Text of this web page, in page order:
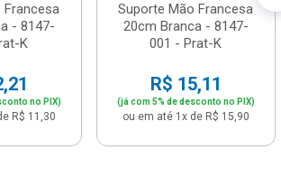
Francesa
- 8147-
K
no PIX)
R$ 11,30
Suporte Mão Francesa
20cm Branca - 8147-
001 - Prat-K
R$ 15,11
(já com 5% de desconto no PIX)
ou em até 1x de R$ 15,90